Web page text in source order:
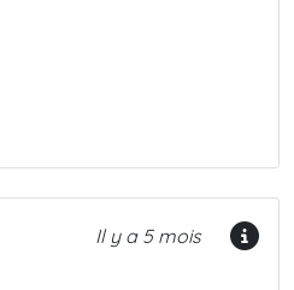
Il y a 5 mois